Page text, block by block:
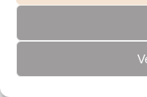
por el
boca en
versión
original.